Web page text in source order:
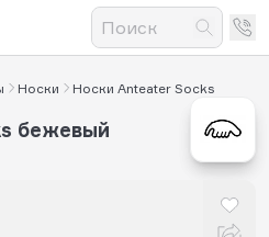
Носки Носки Anteater Socks
бежевый